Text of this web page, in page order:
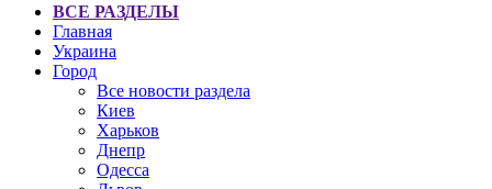
ВСЕ РАЗДЕЛЫ
Главная
Украина
Город
Все новости раздела
Киев
Харьков
Днепр
Одесса